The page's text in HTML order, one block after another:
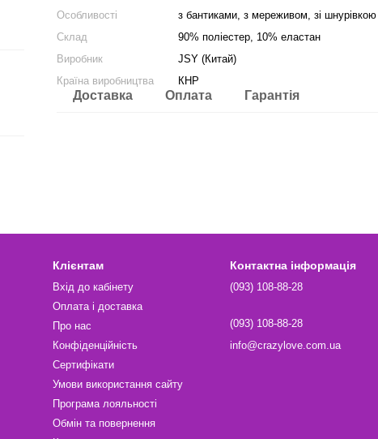
Особливості
з бантиками, з мереживом, зі шнурівкою
Склад
90% поліестер, 10% еластан
Виробник
JSY (Китай)
Країна виробництва
КНР
Доставка Оплата Гарантія
Клієнтам
Вхід до кабінету
Оплата і доставка
Про нас
Конфіденційність
Сертифікати
Умови використання сайту
Програма лояльності
Обмін та повернення
Контактна інформація
(093) 108-88-28
(093) 108-88-28
info@crazylove.com.ua